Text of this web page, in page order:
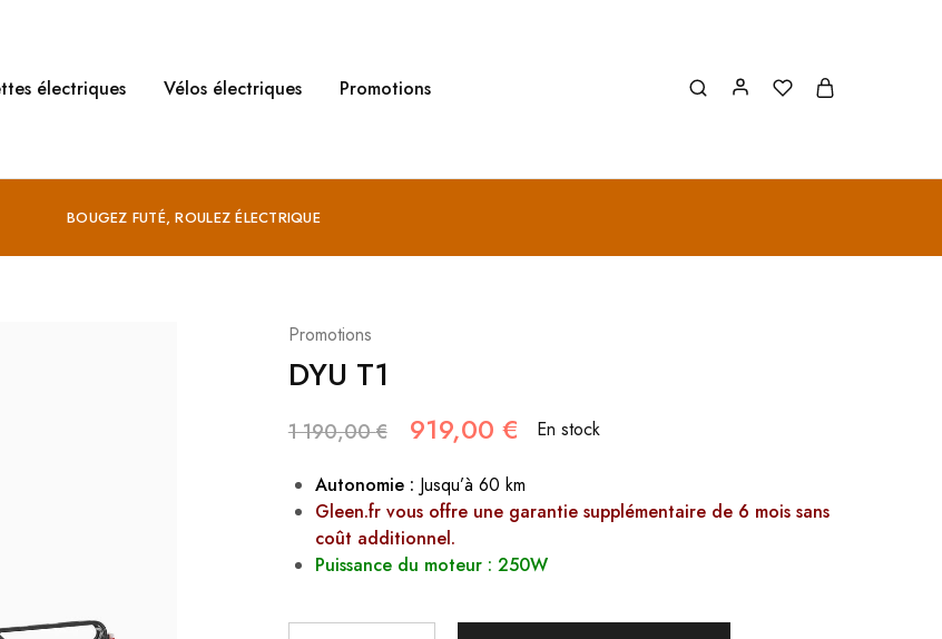
électriques Vélos électriques Promotions
BOUGEZ FUTÉ, ROULEZ ÉLECTRIQUE
Promotions
DYU T1
1 190,00€ 919,00 € En stock
Autonomie : Jusqu’à 60 km
Gleen.fr vous offre une garantie supplémentaire de 6 mois sans
coût additionnel.
Puissance du moteur : 250W